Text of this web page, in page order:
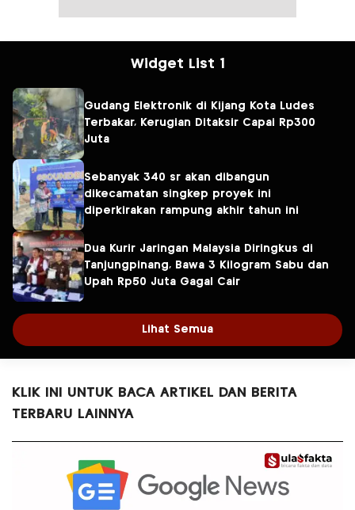
Widget List 1
Gudang Elektronik di Kijang Kota Ludes
Terbakar, Kerugian Ditaksir Capai Rp300
Juta
Sebanyak 340 sr akan dibangun
dikecamatan singkep proyek ini
diperkirakan rampung akhir tahun ini
Dua Kurir Jaringan Malaysia Diringkus di
Tanjungpinang, Bawa 3 Kilogram Sabu dan
Upah Rp50 Juta Gagal Cair
Lihat Semua
KLIK INI UNTUK BACA ARTIKEL DAN BERITA
TERBARU LAINNYA